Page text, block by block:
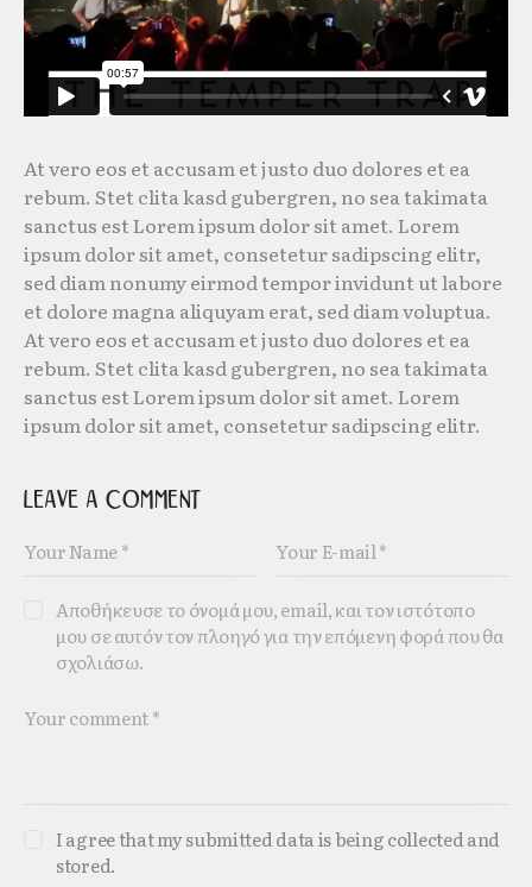
At vero eos et accusam et justo duo dolores et ea
rebum. Stet clita kasd gubergren, no sea takimata
sanctus est Lorem ipsum dolor sit amet. Lorem
ipsum dolor sit amet, consetetur sadipscing elitr,
sed diam nonumy eirmod tempor invidunt ut labore
et dolore magna aliquyam erat, sed diam voluptua.
At vero eos et accusam et justo duo dolores et ea
rebum. Stet clita kasd gubergren, no sea takimata
sanctus est Lorem ipsum dolor sit amet. Lorem
ipsum dolor sit amet, consetetur sadipscing elitr.
Leave a comment
Αποθήκευσε το όνομά μου, email, και τον ιστότοπο
μου σε αυτόν τον πλοηγό για την επόμενη φορά που θα
σχολιάσω.
I agree that my submitted data is being collected and
stored.